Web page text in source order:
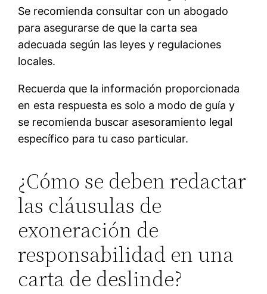
Se recomienda consultar con un abogado
para asegurarse de que la carta sea
adecuada según las leyes y regulaciones
locales.
Recuerda que la información proporcionada
en esta respuesta es solo a modo de guía y
se recomienda buscar asesoramiento legal
específico para tu caso particular.
¿Cómo se deben redactar
las cláusulas de
exoneración de
responsabilidad en una
carta de deslinde?